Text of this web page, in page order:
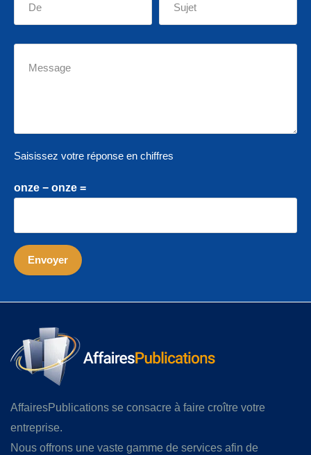
Saisissez votre réponse en chiffres
onze − onze =
AffairesPublications se consacre à faire croître votre
entreprise.
Nous offrons une vaste gamme de services afin de